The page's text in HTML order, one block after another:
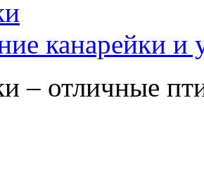
канарейки и
– отличные